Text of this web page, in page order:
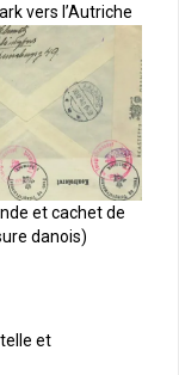
vers l’Autriche
et cachet de
danois)
et